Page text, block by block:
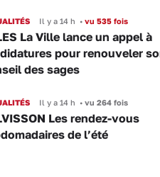
Il y a 14 h •vu 535 fois
La Ville lance un appel à
pour renouveler
des sages
Il y a 14 h •vu 264 fois
Les rendez-vous
de l’été